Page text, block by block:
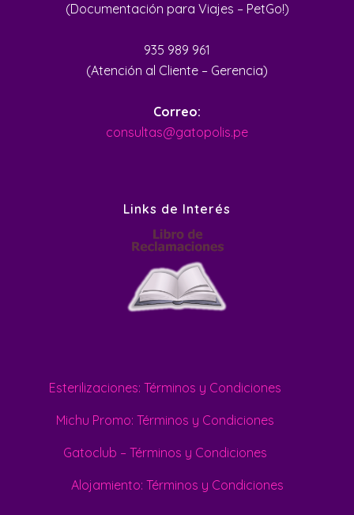
(Documentación para Viajes – PetGo!)
935 989 961
(Atención al Cliente – Gerencia)
Correo:
consultas@gatopolis.pe
Links de Interés
Esterilizaciones: Términos y Condiciones
Michu Promo: Términos y Condiciones
Gatoclub – Términos y Condiciones
Alojamiento: Términos y Condiciones